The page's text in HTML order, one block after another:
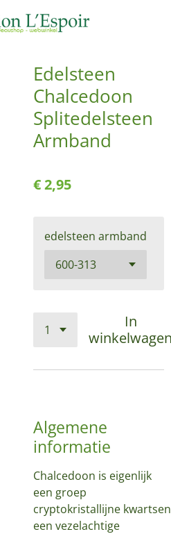
Edelsteen
Chalcedoon
Splitedelsteen
Armband
€ 2,95
edelsteen armband
In
Algemene
informatie
Chalcedoon is eigenlijk
een groep
cryptokristallijne
een vezelachtige